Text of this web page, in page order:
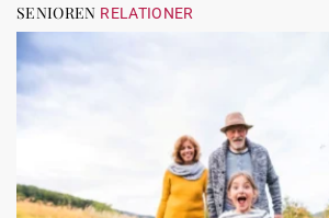
SENIOREN RELATIONER